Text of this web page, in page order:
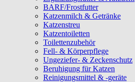
BARF/Frostfutter
Katzenmilch & Getränke
Katzenstreu
Katzentoiletten
Toilettenzubehör
Fell- & Körperpflege
Ungeziefer- & Zeckenschutz
Beruhigung für Katzen
Reinigungsmittel & -geräte